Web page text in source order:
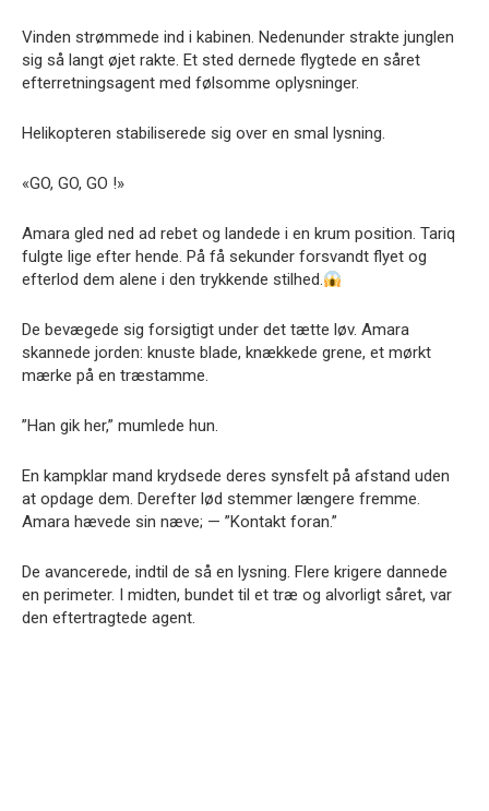
Vinden strømmede ind i kabinen. Nedenunder strakte junglen
sig så langt øjet rakte. Et sted dernede flygtede en såret
efterretningsagent med følsomme oplysninger.
Helikopteren stabiliserede sig over en smal lysning.
«GO, GO, GO !»
Amara gled ned ad rebet og landede i en krum position. Tariq
fulgte lige efter hende. På få sekunder forsvandt flyet og
efterlod dem alene i den trykkende stilhed.
De bevægede sig forsigtigt under det tætte løv. Amara
skannede jorden: knuste blade, knækkede grene, et mørkt
mærke på en træstamme.
”Han gik her,” mumlede hun.
En kampklar mand krydsede deres synsfelt på afstand uden
at opdage dem. Derefter lød stemmer længere fremme.
Amara hævede sin næve; — ”Kontakt foran.”
De avancerede, indtil de så en lysning. Flere krigere dannede
en perimeter. I midten, bundet til et træ og alvorligt såret, var
den eftertragtede agent.